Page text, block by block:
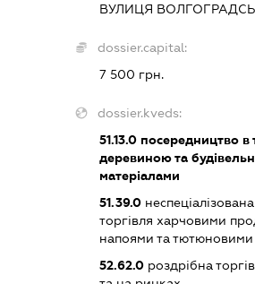
ВУЛИЦЯ
dossier.capital:
7 500 грн.
dossier.kveds:
51.13.0посередництво в
деревиною та
матеріалами
51.39.0
торгівля харчовими
напоями та
52.62.0роздрібна